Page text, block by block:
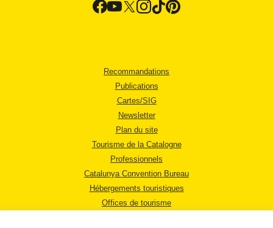
Recommandations
Publications
Cartes/SIG
Newsletter
Plan du site
Tourisme de la Catalogne
Professionnels
Catalunya Convention Bureau
Hébergements touristiques
Offices de tourisme